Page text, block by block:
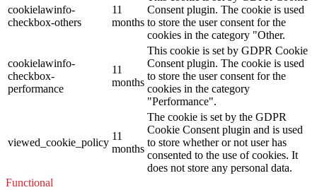
cookielawinfo-
checkbox-others
11
months
Consent plugin. The cookie is used
to store the user consent for the
cookies in the category "Other.
cookielawinfo-
checkbox-
performance
11
months
This cookie is set by GDPR Cookie
Consent plugin. The cookie is used
to store the user consent for the
cookies in the category
"Performance".
viewed_cookie_policy
11
months
The cookie is set by the GDPR
Cookie Consent plugin and is used
to store whether or not user has
consented to the use of cookies. It
does not store any personal data.
Functional